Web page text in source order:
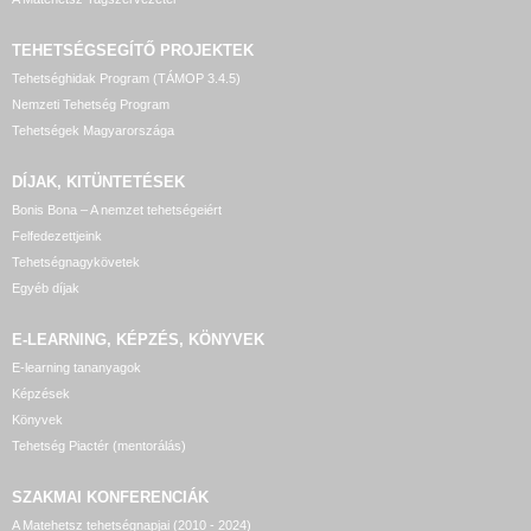
TEHETSÉGSEGÍTŐ PROJEKTEK
Tehetséghidak Program (TÁMOP 3.4.5)
Nemzeti Tehetség Program
Tehetségek Magyarországa
DÍJAK, KITÜNTETÉSEK
Bonis Bona – A nemzet tehetségeiért
Felfedezettjeink
Tehetségnagykövetek
Egyéb díjak
E-LEARNING, KÉPZÉS, KÖNYVEK
E-learning tananyagok
Képzések
Könyvek
Tehetség Piactér (mentorálás)
SZAKMAI KONFERENCIÁK
A Matehetsz tehetségnapjai (2010 - 2024)